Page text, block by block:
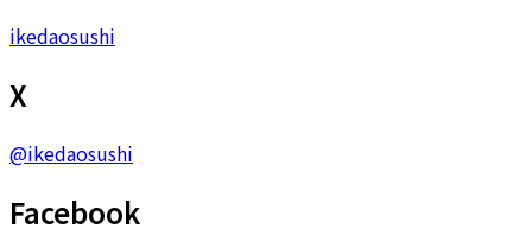
ikedaosushi
X
@ikedaosushi
Facebook